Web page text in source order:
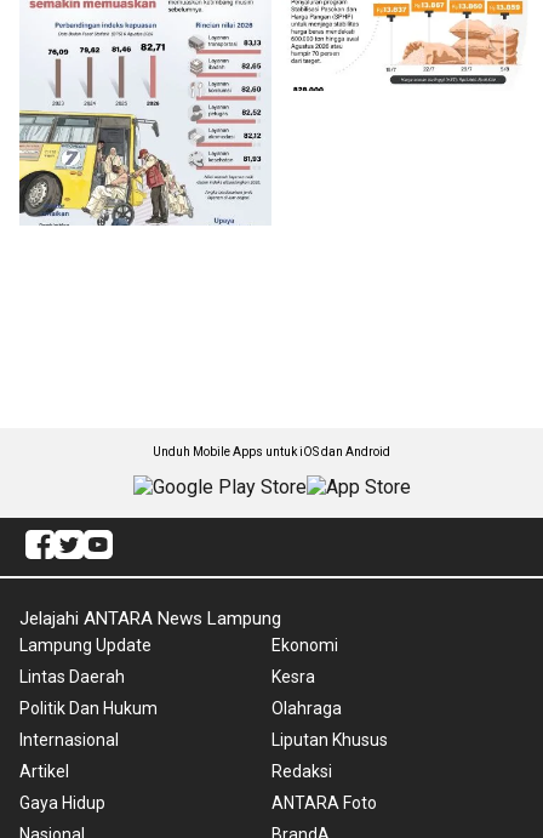
Unduh Mobile Apps untuk iOS dan Android
Jelajahi ANTARA News Lampung
Lampung Update
Lintas Daerah
Politik Dan Hukum
Internasional
Artikel
Gaya Hidup
Ekonomi
Kesra
Olahraga
Liputan Khusus
Redaksi
ANTARA Foto